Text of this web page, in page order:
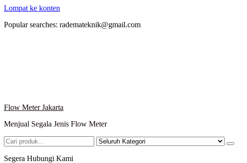
Lompat ke konten
Popular searches: rademateknik@gmail.com
Flow Meter Jakarta
Menjual Segala Jenis Flow Meter
Segera Hubungi Kami